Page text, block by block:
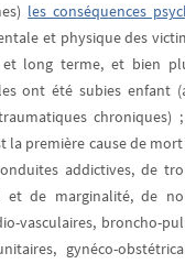
les conséquences
et physique des
long terme, et bien
ont été subies enfant
chroniques)
la première cause de
addictives, de
et de marginalité, de
vasculaires, broncho-
gynéco-